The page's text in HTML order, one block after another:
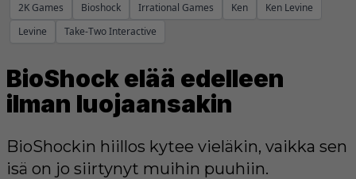
2K Games Bioshock Irrational Games Ken
Ken Levine
Levine
Take-Two Interactive
BioShock elää edelleen
ilman luojaansakin
BioShockin hiillos kytee vieläkin, vaikka sen
isä on jo siirtynyt muihin puuhiin.